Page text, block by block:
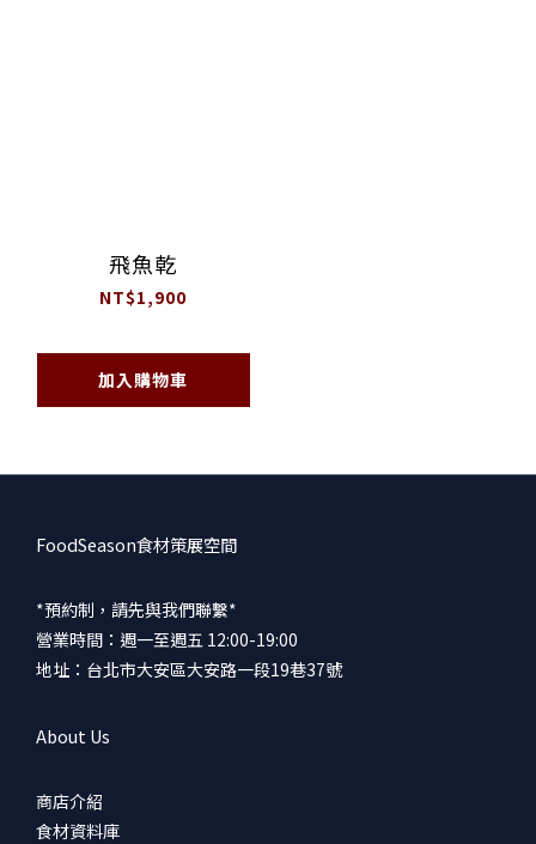
飛魚乾
NT$1,900
加入購物車
FoodSeason食材策展空間
*預約制，請先與我們聯繫*
營業時間：週一至週五 12:00-19:00
地址：台北市大安區大安路一段19巷37號
About Us
商店介紹
食材資料庫